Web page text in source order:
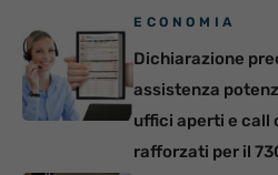
ECONOMIA
Dichiarazione
assistenza
uffici aperti e call
rafforzati per il